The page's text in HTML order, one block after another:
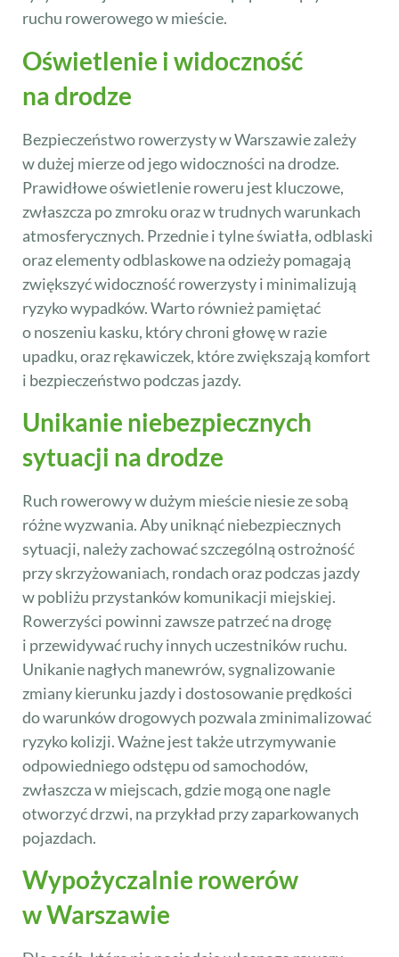
ruchu rowerowego w mieście.
Oświetlenie i widoczność
na drodze
Bezpieczeństwo rowerzysty w Warszawie zależy
w dużej mierze od jego widoczności na drodze.
Prawidłowe oświetlenie roweru jest kluczowe,
zwłaszcza po zmroku oraz w trudnych warunkach
atmosferycznych. Przednie i tylne światła, odblaski
oraz elementy odblaskowe na odzieży pomagają
zwiększyć widoczność rowerzysty i minimalizują
ryzyko wypadków. Warto również pamiętać
o noszeniu kasku, który chroni głowę w razie
upadku, oraz rękawiczek, które zwiększają komfort
i bezpieczeństwo podczas jazdy.
Unikanie niebezpiecznych
sytuacji na drodze
Ruch rowerowy w dużym mieście niesie ze sobą
różne wyzwania. Aby uniknąć niebezpiecznych
sytuacji, należy zachować szczególną ostrożność
przy skrzyżowaniach, rondach oraz podczas jazdy
w pobliżu przystanków komunikacji miejskiej.
Rowerzyści powinni zawsze patrzeć na drogę
i przewidywać ruchy innych uczestników ruchu.
Unikanie nagłych manewrów, sygnalizowanie
zmiany kierunku jazdy i dostosowanie prędkości
do warunków drogowych pozwala zminimalizować
ryzyko kolizji. Ważne jest także utrzymywanie
odpowiedniego odstępu od samochodów,
zwłaszcza w miejscach, gdzie mogą one nagle
otworzyć drzwi, na przykład przy zaparkowanych
pojazdach.
Wypożyczalnie rowerów
w Warszawie